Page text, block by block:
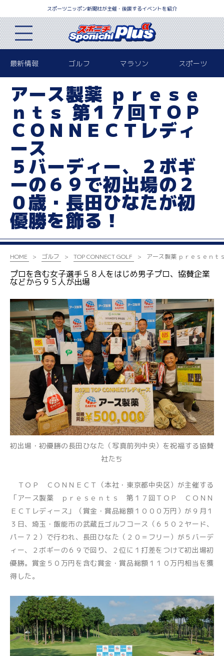
スポーツニッポン新聞社が主催・後援するイベントを紹介
最新情報 ゴルフ マラソン スポーツ
アース製薬 ｐｒｅｓｅ
ｎｔｓ 第１７回ＴＯＰ
ＣＯＮＮＥＣＴレディ
ース
５バーディー、２ボギ
ーの６９で初出場の２
０歳・長田ひなたが初
優勝を飾る！
HOME ゴルフ TOP CONNECT GOLF アース製薬 ｐｒｅｓｅｎｔ
プロを含む女子選手５８人をはじめ男子プロ、協賛企業
などから９５人が出場
初出場・初優勝の長田ひなた（写真前列中央）を祝福する協賛
社たち
ＴＯＰ ＣＯＮＮＥＣＴ（本社・東京都中央区）が主催する
「アース製薬 ｐｒｅｓｅｎｔｓ 第１７回ＴＯＰ ＣＯＮＮ
ＥＣＴレディース」（賞金・賞品総額１０００万円）が９月１
３日、埼玉・飯能市の武蔵丘ゴルフコース（６５０２ヤード、
パー７２）で行われ、長田ひなた（２０＝フリー）が５バーデ
ィー、２ボギーの６９で回り、２位に１打差をつけて初出場初
優勝。賞金５０万円を含む賞金・賞品総額１１０万円相当を獲
得した。